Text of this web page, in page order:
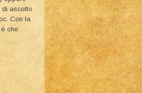
di ascolto
Con la
che